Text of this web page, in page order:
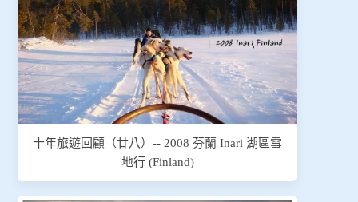
十年旅遊回顧（廿八）-- 2008 芬蘭 Inari 湖區雪
地行 (Finland)